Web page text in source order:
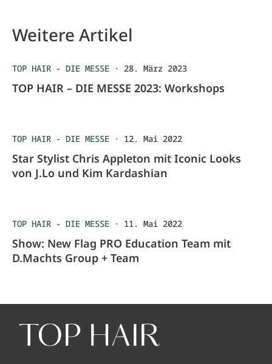
Weitere Artikel
TOP HAIR - DIE MESSE · 28. März 2023
TOP HAIR – DIE MESSE 2023: Workshops
TOP HAIR - DIE MESSE · 12. Mai 2022
Star Stylist Chris Appleton mit Iconic Looks
von J.Lo und Kim Kardashian
TOP HAIR - DIE MESSE · 11. Mai 2022
Show: New Flag PRO Education Team mit
D.Machts Group + Team